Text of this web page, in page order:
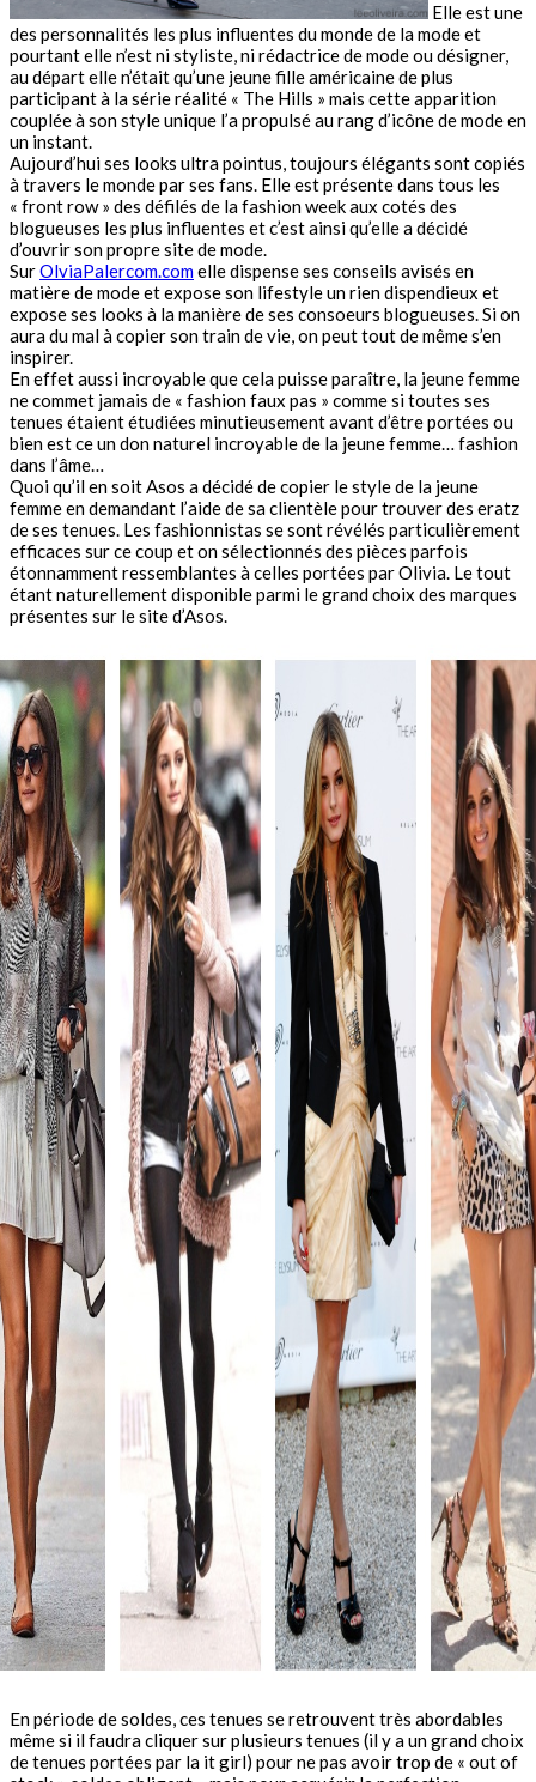
Elle est une
des personnalités les plus influentes du monde de la mode et
pourtant elle n’est ni styliste, ni rédactrice de mode ou désigner,
au départ elle n’était qu’une jeune fille américaine de plus
participant à la série réalité « The Hills » mais cette apparition
couplée à son style unique l’a propulsé au rang d’icône de mode en
un instant.
Aujourd’hui ses looks ultra pointus, toujours élégants sont copiés
à travers le monde par ses fans. Elle est présente dans tous les
« front row » des défilés de la fashion week aux cotés des
blogueuses les plus influentes et c’est ainsi qu’elle a décidé
d’ouvrir son propre site de mode.
SurOlviaPalercom.comelle dispense ses conseils avisés en
matière de mode et expose son lifestyle un rien dispendieux et
expose ses looks à la manière de ses consoeurs blogueuses. Si on
aura du mal à copier son train de vie, on peut tout de même s’en
inspirer.
En effet aussi incroyable que cela puisse paraître, la jeune femme
ne commet jamais de « fashion faux pas » comme si toutes ses
tenues étaient étudiées minutieusement avant d’être portées ou
bien est ce un don naturel incroyable de la jeune femme… fashion
dans l’âme…
Quoi qu’il en soit Asos a décidé de copier le style de la jeune
femme en demandant l’aide de sa clientèle pour trouver des eratz
de ses tenues. Les fashionnistas se sont révélés particulièrement
efficaces sur ce coup et on sélectionnés des pièces parfois
étonnamment ressemblantes à celles portées par Olivia. Le tout
étant naturellement disponible parmi le grand choix des marques
présentes sur le site d’Asos.
En période de soldes, ces tenues se retrouvent très abordables
même si il faudra cliquer sur plusieurs tenues (il y a un grand choix
de tenues portées par la it girl) pour ne pas avoir trop de « out of